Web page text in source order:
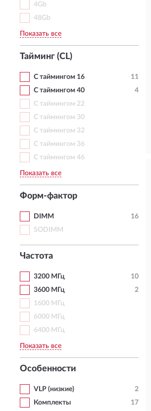
4Gb
48Gb
Показать все
Тайминг (CL)
С таймингом 16
11
С таймингом 40
4
С таймингом 22
С таймингом 30
С таймингом 32
С таймингом 36
С таймингом 46
Показать все
Форм-фактор
DIMM
16
SODIMM
Частота
3200 МГц
10
3600 МГц
2
1600 МГц
6000 МГц
6400 МГц
Показать все
Особенности
VLP (низкие)
2
Комплекты
17